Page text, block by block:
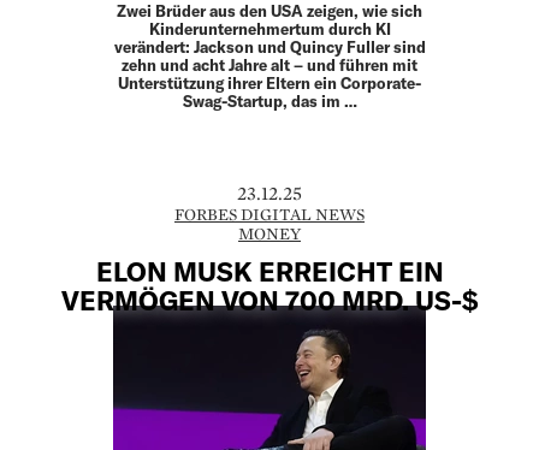
Zwei Brüder aus den USA zeigen, wie sich
Kinderunternehmertum durch KI
verändert: Jackson und Quincy Fuller sind
zehn und acht Jahre alt – und führen mit
Unterstützung ihrer Eltern ein Corporate-
Swag-Startup, das im …
23.12.25
FORBES DIGITAL NEWS
MONEY
ELON MUSK ERREICHT EIN
VERMÖGEN VON 700 MRD. US-$